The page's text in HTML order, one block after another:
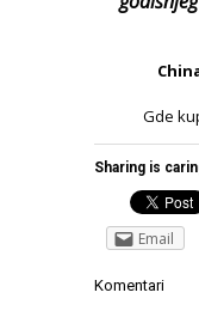
Gde
Sharing is
Email
Komentari